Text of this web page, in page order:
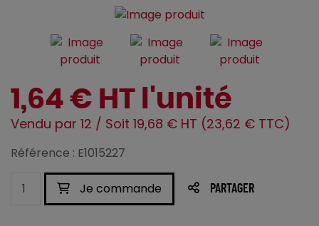
1,64 € HT l'unité
Vendu par 12 / Soit 19,68 € HT (23,62 € TTC)
Référence : E1015227
Je commande PARTAGER